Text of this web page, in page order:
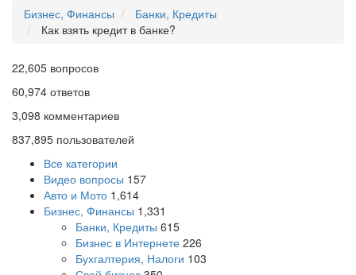
Бизнес, Финансы
Банки, Кредиты
Как взять кредит в банке?
22,605 вопросов
60,974 ответов
3,098 комментариев
837,895 пользователей
Все категории
Видео вопросы 157
Авто и Мото 1,614
Бизнес, Финансы 1,331
Банки, Кредиты 615
Бизнес в Интернете 226
Бухгалтерия, Налоги 103